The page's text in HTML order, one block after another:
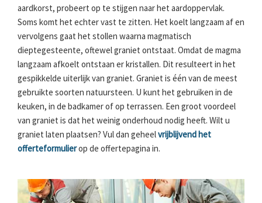
aardkorst, probeert op te stijgen naar het aardoppervlak.
Soms komt het echter vast te zitten. Het koelt langzaam af en
vervolgens gaat het stollen waarna magmatisch
dieptegesteente, oftewel graniet ontstaat. Omdat de magma
langzaam afkoelt ontstaan er kristallen. Dit resulteert in het
gespikkelde uiterlijk van graniet. Graniet is één van de meest
gebruikte soorten natuursteen. U kunt het gebruiken in de
keuken, in de badkamer of op terrassen. Een groot voordeel
van graniet is dat het weinig onderhoud nodig heeft. Wilt u
graniet laten plaatsen? Vul dan geheelvrijblijvend het
offerteformulierop de offertepagina in.